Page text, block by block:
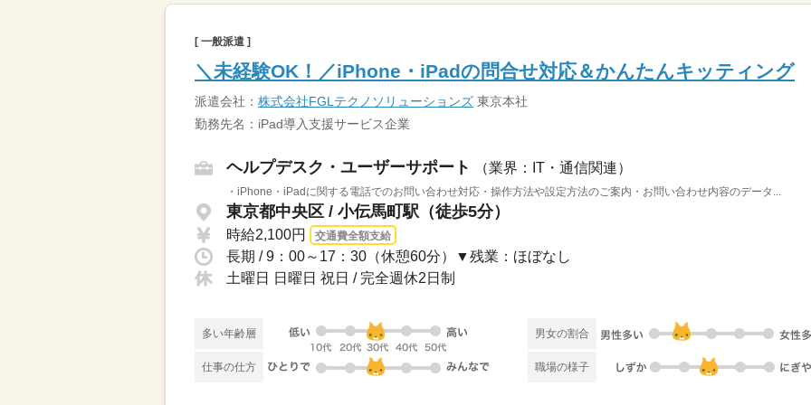
[ 一般派遣 ]
＼未経験OK！／iPhone・iPadの問合せ対応＆かんたんキッティング
派遣会社： 株式会社FGLテクノソリューションズ 東京本社
勤務先名：iPad導入支援サービス企業
ヘルプデスク・ユーザーサポート （業界：IT・通信関連）
・iPhone・iPadに関する電話でのお問い合わせ対応・操作方法や設定方法のご案内・お問い合わせ内容のデータ...
東京都中央区 / 小伝馬町駅（徒歩5分）
時給2,100円 交通費全額支給
長期 / 9：00～17：30（休憩60分）▼残業：ほぼなし
土曜日 日曜日 祝日 / 完全週休2日制
多い年齢層 男女の割合
仕事の仕方 職場の様子